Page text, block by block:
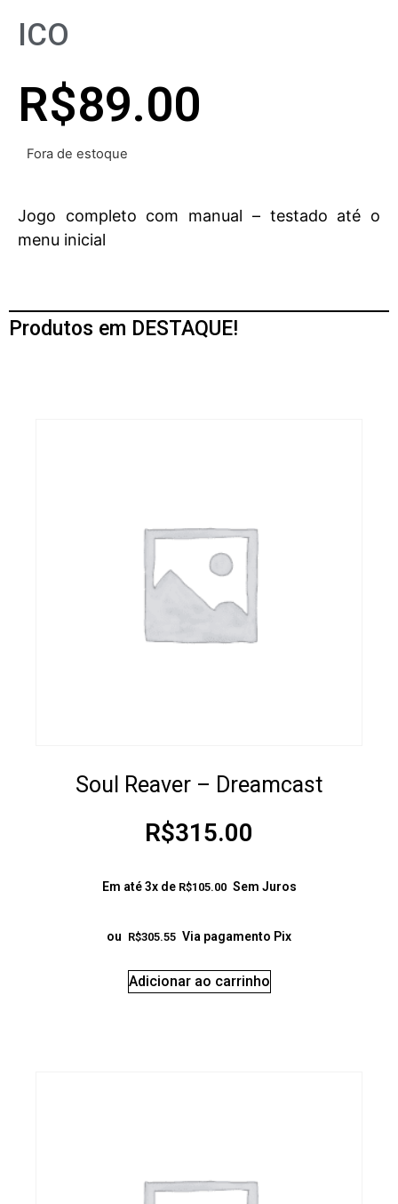
ICO
R$89.00
Fora de estoque
Jogo completo com manual – testado até o
menu inicial
Produtos em DESTAQUE!
Soul Reaver – Dreamcast
R$315.00
Em até 3x de R$105.00 Sem Juros
ou R$305.55 Via pagamento Pix
Adicionar ao carrinho